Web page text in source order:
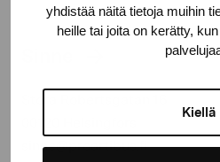
yhdistää näitä tietoja muihin
heille tai joita on kerätty,
Kiellä
sinne@proartibus.fi